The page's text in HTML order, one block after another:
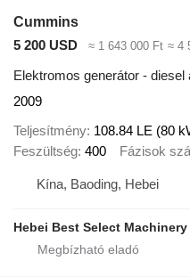
Cummins
5 200 USD
≈ 1 643 000 Ft ≈ 4
Elektromos generátor - diesel
2009
Teljesítmény 108.84 LE (80
Feszültség 400 Fázisok
Kína, Baoding, Hebei
Hebei Best Select